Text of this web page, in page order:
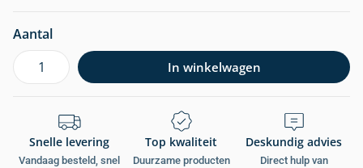
Aantal
In winkelwagen
Snelle levering
Vandaag besteld, snel
Top kwaliteit
Duurzame producten
Deskundig advies
Direct hulp van